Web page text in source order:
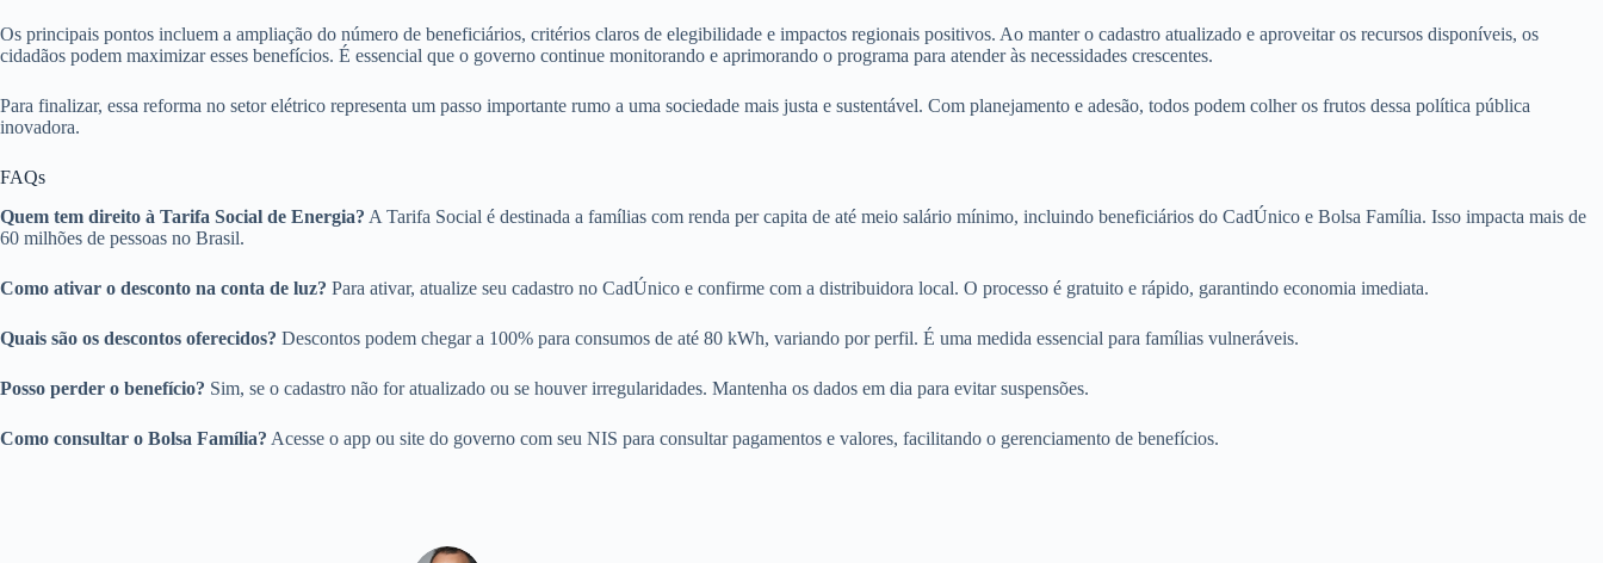
Os principais pontos incluem a ampliação do número de beneficiários, critérios claros de elegibilidade e impactos regionais positivos. Ao manter o cadastro atualizado e aproveitar os recursos disponíveis, os
cidadãos podem maximizar esses benefícios. É essencial que o governo continue monitorando e aprimorando o programa para atender às necessidades crescentes.
Para finalizar, essa reforma no setor elétrico representa um passo importante rumo a uma sociedade mais justa e sustentável. Com planejamento e adesão, todos podem colher os frutos dessa política pública
inovadora.
FAQs
Quem tem direito à Tarifa Social de Energia? A Tarifa Social é destinada a famílias com renda per capita de até meio salário mínimo, incluindo beneficiários do CadÚnico e Bolsa Família. Isso impacta mais de
60 milhões de pessoas no Brasil.
Como ativar o desconto na conta de luz? Para ativar, atualize seu cadastro no CadÚnico e confirme com a distribuidora local. O processo é gratuito e rápido, garantindo economia imediata.
Quais são os descontos oferecidos? Descontos podem chegar a 100% para consumos de até 80 kWh, variando por perfil. É uma medida essencial para famílias vulneráveis.
Posso perder o benefício? Sim, se o cadastro não for atualizado ou se houver irregularidades. Mantenha os dados em dia para evitar suspensões.
Como consultar o Bolsa Família? Acesse o app ou site do governo com seu NIS para consultar pagamentos e valores, facilitando o gerenciamento de benefícios.